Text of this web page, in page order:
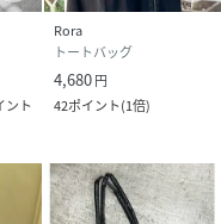
ント
Rora
トートバッグ
4,680円
42ポイント(1倍)